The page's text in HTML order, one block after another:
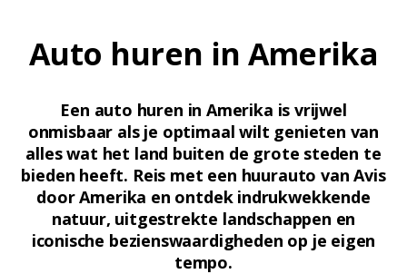
Auto huren in Amerika
Een auto huren in Amerika is vrijwel
onmisbaar als je optimaal wilt genieten van
alles wat het land buiten de grote steden te
bieden heeft. Reis met een huurauto van Avis
door Amerika en ontdek indrukwekkende
natuur, uitgestrekte landschappen en
iconische bezienswaardigheden op je eigen
tempo.